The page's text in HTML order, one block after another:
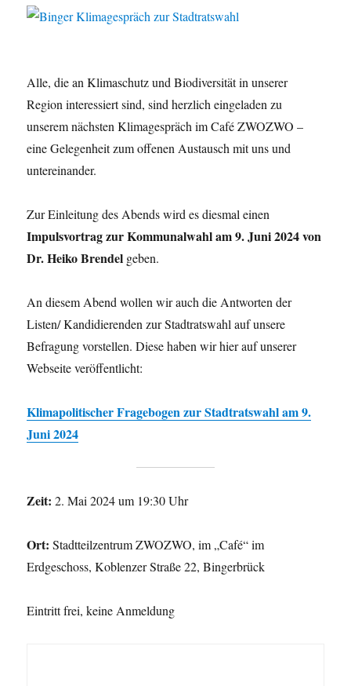
Alle, die an Klimaschutz und Biodiversität in unserer
Region interessiert sind, sind herzlich eingeladen zu
unserem nächsten Klimagespräch im Café ZWOZWO –
eine Gelegenheit zum offenen Austausch mit uns und
untereinander.
Zur Einleitung des Abends wird es diesmal einen
Impulsvortrag zur Kommunalwahl am 9. Juni 2024 von
Dr. Heiko Brendel geben.
An diesem Abend wollen wir auch die Antworten der
Listen/ Kandidierenden zur Stadtratswahl auf unsere
Befragung vorstellen. Diese haben wir hier auf unserer
Webseite veröffentlicht:
Klimapolitischer Fragebogen zur Stadtratswahl am 9.
Juni 2024
Zeit: 2. Mai 2024 um 19:30 Uhr
Ort: Stadtteilzentrum ZWOZWO, im „Café“ im
Erdgeschoss, Koblenzer Straße 22, Bingerbrück
Eintritt frei, keine Anmeldung